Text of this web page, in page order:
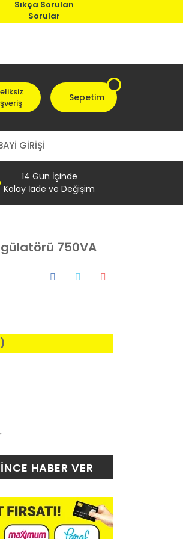
Sıkça Sorulan
Sorular
Sepetim
GİRİŞİ
14 Gün İçinde
Kolay İade ve Değişim
750VA
HABER VER